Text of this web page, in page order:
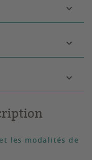
les modalités de